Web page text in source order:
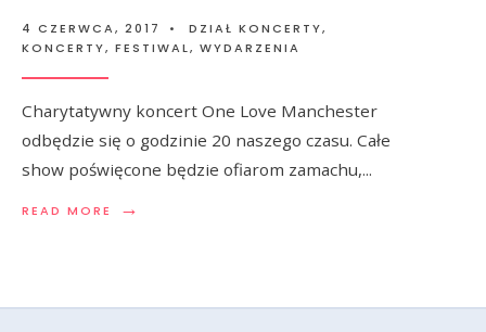
4 CZERWCA, 2017 • DZIAŁ KONCERTY,
KONCERTY, FESTIWAL, WYDARZENIA
Charytatywny koncert One Love Manchester
odbędzie się o godzinie 20 naszego czasu. Całe
show poświęcone będzie ofiarom zamachu,...
READ MORE →